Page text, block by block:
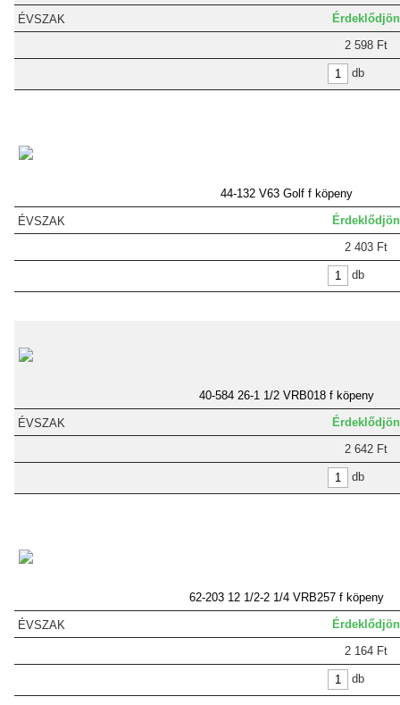
Érdeklődjön
2 598 Ft
db
44-132 V63 Golf f köpeny
Érdeklődjön
2 403 Ft
db
40-584 26-1 1/2 VRB018 f köpeny
Érdeklődjön
2 642 Ft
db
62-203 12 1/2-2 1/4 VRB257 f köpeny
Érdeklődjön
2 164 Ft
db